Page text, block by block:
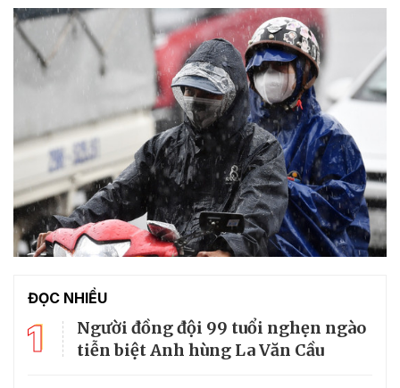
ĐỌC NHIỀU
1
Người đồng đội 99 tuổi nghẹn ngào
tiễn biệt Anh hùng La Văn Cầu